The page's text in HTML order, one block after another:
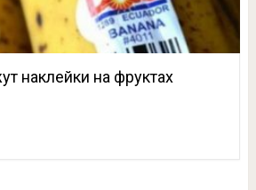
наклейки на фруктах